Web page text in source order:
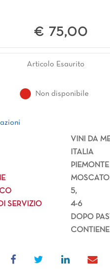
€ 75,00
Articolo Esaurito
Non disponibile
VINI DA
ITALIA
PIEMONTE
MOSCATO
5,
SERVIZIO
4-6
DOPO
CONTIENE